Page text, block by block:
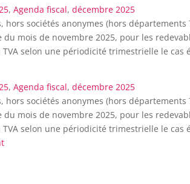
,Agenda fiscal,décembre 2025
hors sociétés anonymes (hors
du mois de novembre 2025, pour les
TVA selon une périodicité trimestrielle le cas
,Agenda fiscal,décembre 2025
hors sociétés anonymes (hors
du mois de novembre 2025, pour les
TVA selon une périodicité trimestrielle le cas